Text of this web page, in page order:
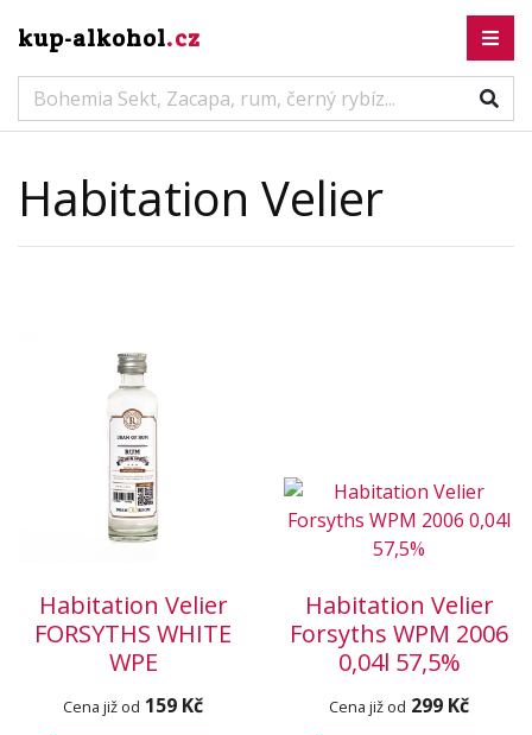
kup-alkohol.cz
Habitation Velier
Habitation Velier
FORSYTHS WHITE
WPE
Cena již od 159 Kč
Habitation Velier
Forsyths WPM 2006
0,04l 57,5%
Cena již od 299 Kč